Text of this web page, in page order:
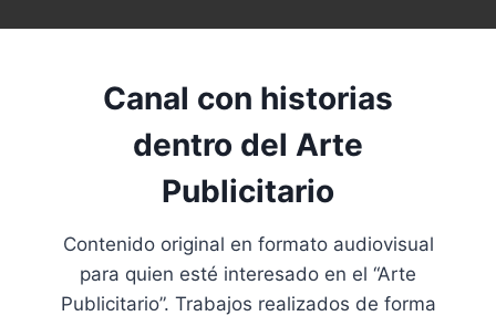
Canal con historias
dentro del Arte
Publicitario
Contenido original en formato audiovisual
para quien esté interesado en el “Arte
Publicitario”. Trabajos realizados de forma